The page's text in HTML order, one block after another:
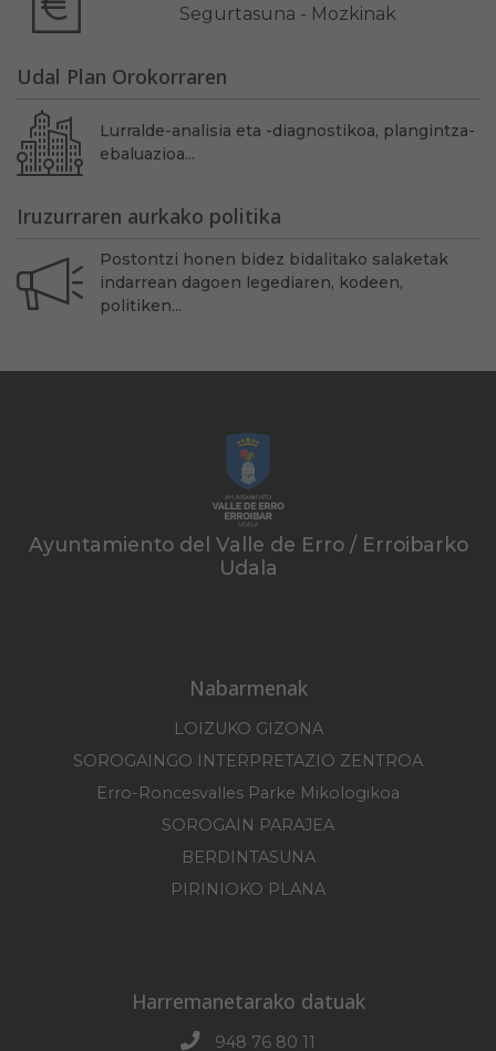
Segurtasuna - Mozkinak
Udal Plan Orokorraren
Lurralde-analisia eta -diagnostikoa, plangintza-
ebaluazioa...
Iruzurraren aurkako politika
Postontzi honen bidez bidalitako salaketak
indarrean dagoen legediaren, kodeen,
politiken...
Ayuntamiento del Valle de Erro / Erroibarko
Udala
Nabarmenak
LOIZUKO GIZONA
SOROGAINGO INTERPRETAZIO ZENTROA
Erro-Roncesvalles Parke Mikologikoa
SOROGAIN PARAJEA
BERDINTASUNA
PIRINIOKO PLANA
Harremanetarako datuak
948 76 80 11